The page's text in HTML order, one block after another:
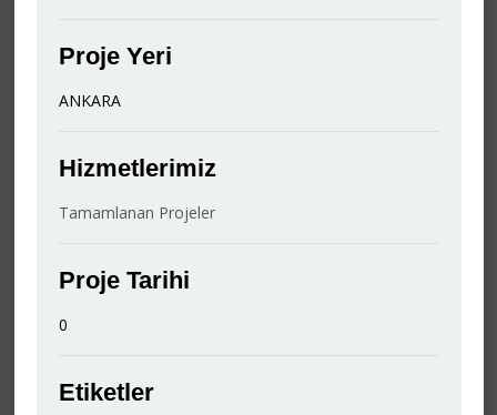
Proje Yeri
ANKARA
Hizmetlerimiz
Tamamlanan Projeler
Proje Tarihi
0
Etiketler